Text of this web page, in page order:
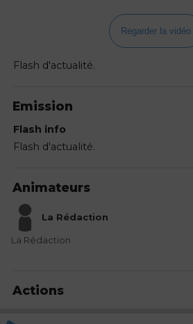
Regarder la vidéo
Flash d'actualité.
Emission
Flash info
Flash d'actualité.
Animateurs
La Rédaction
La Rédaction
Actions